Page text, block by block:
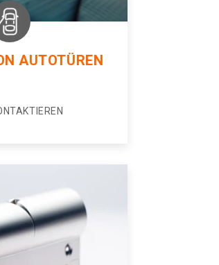
AUTOTÜREN